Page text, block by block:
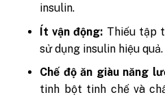
insulin.
Ít vận động: Thiếu tập
sử dụng insulin hiệu quả.
Chế độ ăn giàu năng
tinh bột tinh chế và